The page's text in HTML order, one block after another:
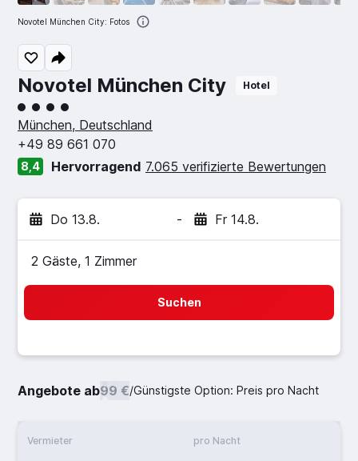
Novotel München City Hotel
Bewertungskategorie 4
München, Deutschland
+49 89 661 070
8,4 Hervorragend 7.065 verifizierte Bewertungen
Do 13.8. - Fr 14.8.
2 Gäste, 1 Zimmer
Suchen
Angebote ab99 €/Günstigste Option: Preis pro Nacht
Vermieter pro Nacht
Novotel München City: Fotos